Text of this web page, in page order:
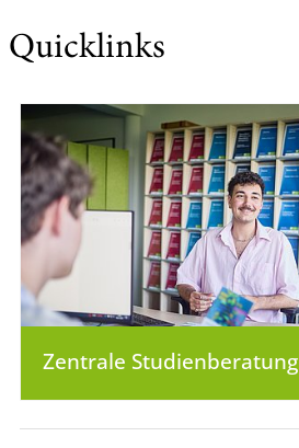
Quicklinks
Zentrale Studienberatung